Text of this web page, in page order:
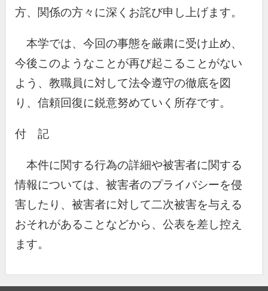
方、関係の方々に深くお詫び申し上げます。
本学では、今回の事態を厳粛に受け止め、
今後このようなことが再び起こることがない
よう、教職員に対して法令遵守の徹底を図
り、信頼回復に鋭意努めていく所存です。
付 記
本件に関する行為の詳細や被害者に関する
情報については、被害者のプライバシーを侵
害したり、被害者に対して二次被害を与える
おそれがあることなどから、公表を差し控え
ます。